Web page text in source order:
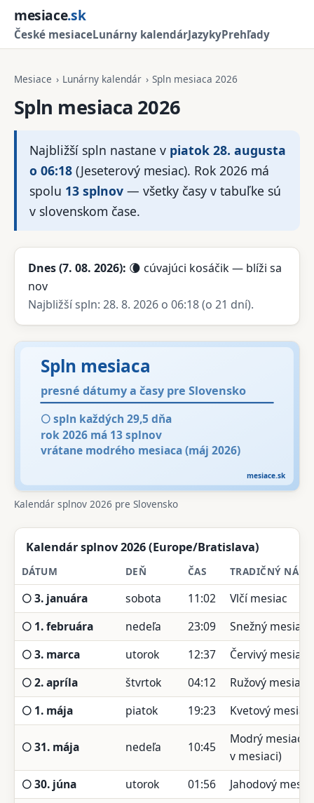
mesiace.sk
České mesiaceLunárny kalendárJazykyPrehľady
Mesiace › Lunárny kalendár › Spln mesiaca 2026
Spln mesiaca 2026
Najbližší spln nastane v piatok 28. augusta
o 06:18(Jeseterový mesiac). Rok 2026 má
spolu 13 splnov— všetky časy v tabuľke sú
v slovenskom čase.
Dnes (7. 08. 2026): 🌘 cúvajúci kosáčik — blíži sa
nov
Najbližší spln: 28. 8. 2026 o 06:18 (o 21 dní).
Kalendár splnov 2026 pre Slovensko
Kalendár splnov 2026 (Europe/Bratislava)
DÁTUM DEŇ ČAS TRADIČNÝ
🌕 3. januára sobota 11:02
Vlčí mesiac
🌕 1. februára
nedeľa 23:09
Snežný mesiac
🌕 3. marca
utorok 12:37
Červivý mesiac
🌕 2. apríla
štvrtok 04:12
Ružový mesiac
🌕 1. mája
piatok 19:23 Kvetový mesiac
🌕 31. mája nedeľa 10:45
Modrý mesiac
v mesiaci)
🌕 30. júna
utorok 01:56
Jahodový